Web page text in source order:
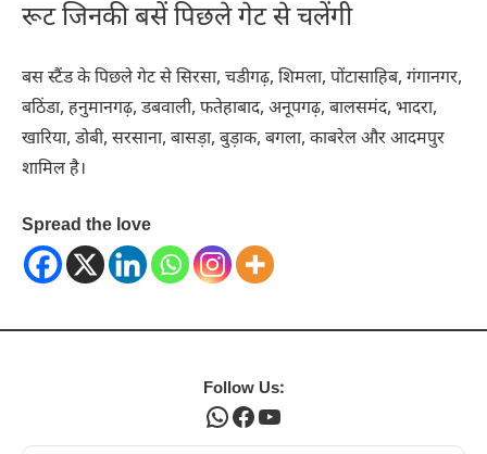
रूट जिनकी बसें पिछले गेट से चलेंगी
बस स्टैंड के पिछले गेट से सिरसा, चडीगढ़, शिमला, पोंटासाहिब, गंगानगर,
बठिंडा, हनुमानगढ़, डबवाली, फतेहाबाद, अनूपगढ़, बालसमंद, भादरा,
खारिया, डोबी, सरसाना, बासड़ा, बुड़ाक, बगला, काबरेल और आदमपुर
शामिल है।
Spread the love
Follow Us:
WhatsApp
Facebook
YouTube